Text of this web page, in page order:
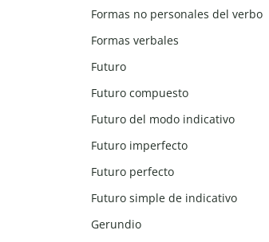
Formas no personales del verbo
Formas verbales
Futuro
Futuro compuesto
Futuro del modo indicativo
Futuro imperfecto
Futuro perfecto
Futuro simple de indicativo
Gerundio